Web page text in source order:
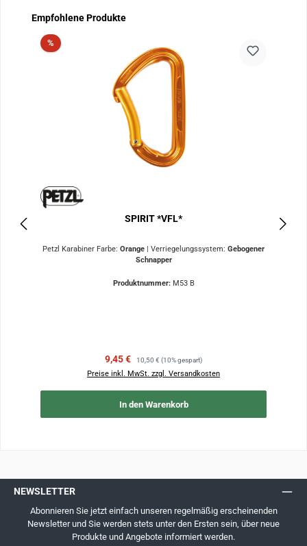
Produktgalerie überspringen
Empfohlene Produkte
%Rabatt
SPIRIT *VFL*
Petzl Karabiner Farbe: Orange Verriegelungssystem: Gebogener
Schnapper
Produktnummer: M53 B
Verkaufspreis:
9,45 € Regulärer Preis:
10,50 € (10% gespart)
Preise inkl. MwSt. zzgl. Versandkosten
In den Warenkorb
NEWSLETTER
Abonnieren Sie jetzt einfach unseren regelmäßig erscheinenden
Newsletter und Sie werden stets unter den Ersten sein, über neue
Produkte und Angebote informiert werden.